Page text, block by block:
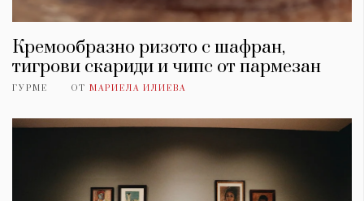
Кремообразно ризото с шафран,
тигрови скариди и чипс от пармезан
ГУРМЕ ОТ МАРИЕЛА ИЛИЕВА